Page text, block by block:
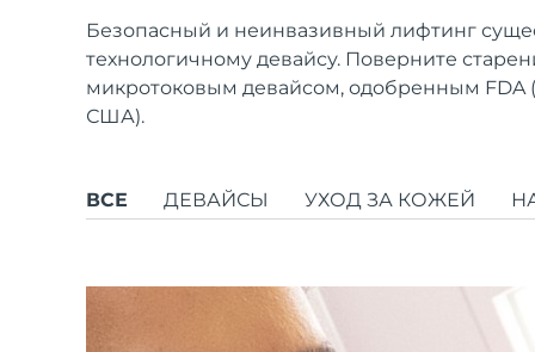
Безопасный и неинвазивный лифтинг
технологичному девайсу. Поверните
микротоковым девайсом, одобренным FDA
США).
ВСЕ ДЕВАЙСЫ УХОД ЗА КОЖЕЙ
FAQ™ Dual LED Panel
ПОДАРКИ И НАБОРЫ
Специальные